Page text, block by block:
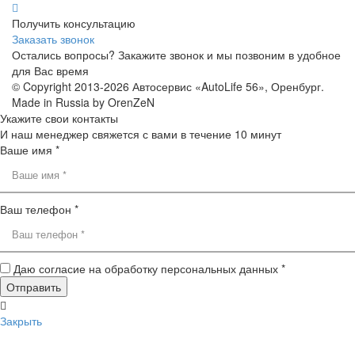
Получить консультацию
Заказать звонок
Остались вопросы? Закажите звонок и мы позвоним в удобное
для Вас время
© Copyright 2013-2026 Автосервис «AutoLife 56», Оренбург.
Made in Russia by OrenZeN
Укажите свои контакты
И наш менеджер свяжется с вами в течение 10 минут
Ваше имя *
Ваш телефон *
Даю согласие на обработку персональных данных *
Закрыть